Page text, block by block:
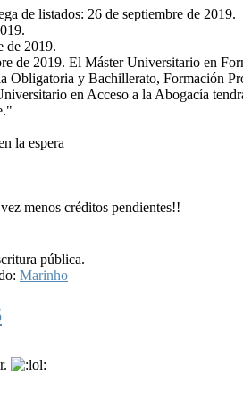
de listados: 26 de septiembre de 2019.
de 2019.
de 2019. El Máster Universitario en
Obligatoria y Bachillerato, Formación
en Acceso a la Abogacía
la espera
menos créditos pendientes!!
pública.
Marinho